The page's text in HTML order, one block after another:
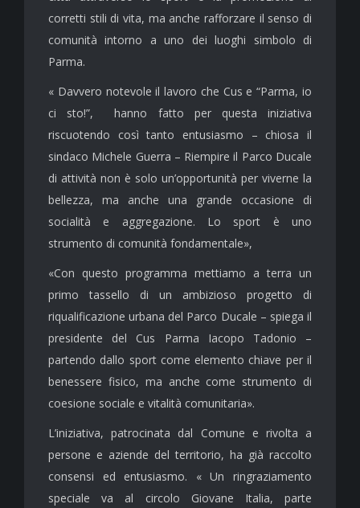
corretti stili di vita, ma anche rafforzare il senso di
comunità intorno a uno dei luoghi simbolo di
Parma.
« Davvero notevole il lavoro che Cus e “Parma, io
ci sto!”, hanno fatto per questa iniziativa
riscuotendo così tanto entusiasmo – chiosa il
sindaco Michele Guerra – Riempire il Parco Ducale
di attività non è solo un’opportunità per viverne la
bellezza, ma anche una grande occasione di
socialità e aggregazione. Lo sport è uno
strumento di comunità fondamentale»,
«Con questo programma mettiamo a terra un
primo tassello di un ambizioso progetto di
riqualificazione urbana del Parco Ducale – spiega il
presidente del Cus Parma Iacopo Tadonio –
partendo dallo sport come elemento chiave per il
benessere fisico, ma anche come strumento di
coesione sociale e vitalità comunitaria».
L’iniziativa, patrocinata dal Comune e rivolta a
persone e aziende del territorio, ha già raccolto
consensi ed entusiasmo. « Un ringraziamento
speciale va al circolo Giovane Italia, parte